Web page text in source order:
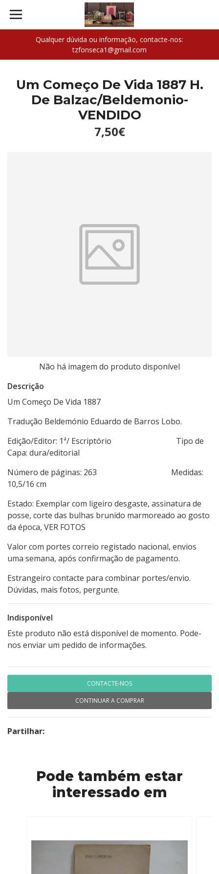
Qualquer dúvida ou informação, contacte-nos:
tzfonseca1@gmail.com
Um Começo De Vida 1887 H.
De Balzac/Beldemonio-
VENDIDO
7,50€
Não há imagem do produto disponível
Descrição
Um Começo De Vida 1887
Tradução Beldemónio Eduardo de Barros Lobo.
Edição/Editor: 1ª/ Escriptório Tipo de
Capa: dura/editorial
Número de páginas: 263 Medidas:
10,5/16 cm
Estado: Exemplar com ligeiro desgaste, assinatura de
posse, corte das bulhas brunido marmoreado ao gosto
da época, VER FOTOS
Valor com portes correio registado nacional, envios
uma semana, após confirmação de pagamento.
Estrangeiro contacte para combinar portes/envio.
Dúvidas, mais fotos, pergunte.
Indisponível
Este produto não está disponível de momento. Pode-
nos enviar um pedido de informações.
CONTACTE-NOS
CONTINUAR A COMPRAR
Partilhar:
Pode também estar
interessado em